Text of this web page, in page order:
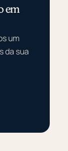
em
um
da sua